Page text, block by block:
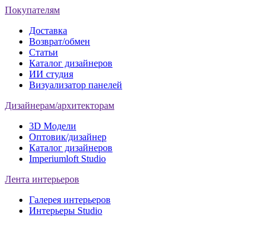
Покупателям
Доставка
Возврат/обмен
Статьи
Каталог дизайнеров
ИИ студия
Визуализатор панелей
Дизайнерам/архитекторам
3D Модели
Оптовик/дизайнер
Каталог дизайнеров
Imperiumloft Studio
Лента интерьеров
Галерея интерьеров
Интерьеры Studio